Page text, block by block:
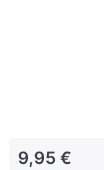
9,95 €